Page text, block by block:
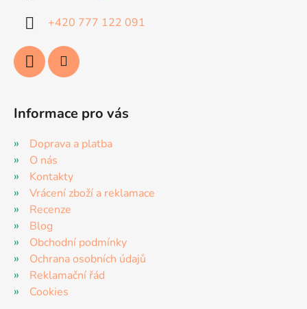
+420 777 122 091
Informace pro vás
Doprava a platba
O nás
Kontakty
Vrácení zboží a reklamace
Recenze
Blog
Obchodní podmínky
Ochrana osobních údajů
Reklamační řád
Cookies